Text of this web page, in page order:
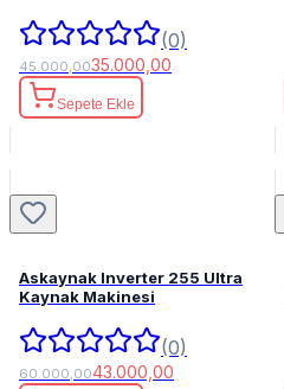
(0)
45.000,0035.000,00
Sepete Ekle
Askaynak Inverter 255 Ultra
Kaynak Makinesi
(0)
60.000,0043.000,00